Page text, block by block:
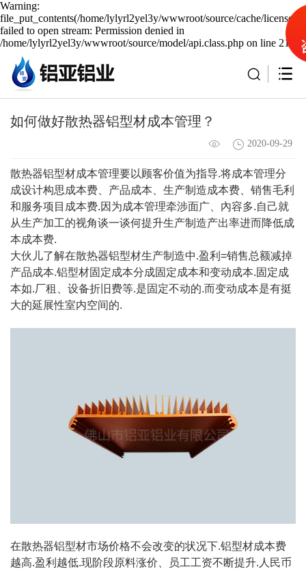
Warning:
file_put_contents(/home/lylyrl2yel3y/wwwroot/source/cache/
failed to open stream: Permission denied in
/home/lylyrl2yel3y/wwwroot/source/model/api.class.php on line 217
如何做好散热器铝型材成本管理？
2020-09-29
散热器铝型材成本管理要以顾客价值为指导.将成本管理分
成设计构思成本费、产品成本、生产制造成本费、销售毛利
和服务项目成本费.因为成本管理牵涉面广、內容多.自己就
从生产加工的视角谈一谈何提升生产制造产出率进而降低成
本成本费.
大伙儿了解在散热器铝型材生产制造中.盈利=销售总额减掉
产品成本.铝型材固定成本分成固定成本和变动成本.固定成
本如.厂租、设备折旧费等.是固定不动的.而变动成本是有挺
大的延展性室内空间的.
在散热器铝型材市场价格不会改变的状况下.铝型材成本费
越高.盈利越低.现阶段原料涨价、员工工资不断提升.人民币